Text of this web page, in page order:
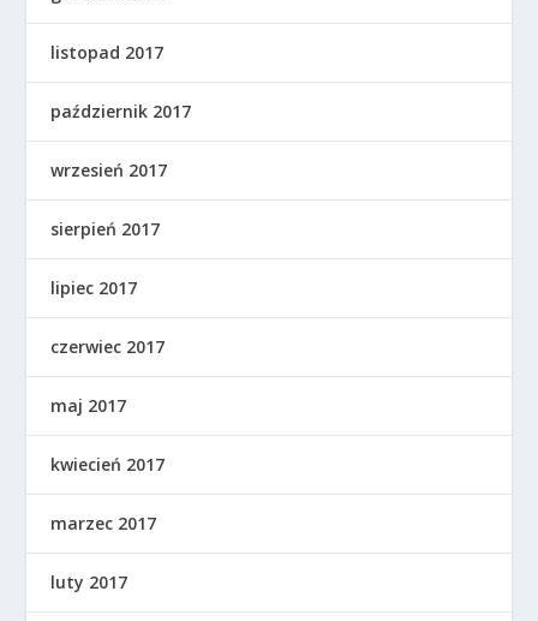
listopad 2017
październik 2017
wrzesień 2017
sierpień 2017
lipiec 2017
czerwiec 2017
maj 2017
kwiecień 2017
marzec 2017
luty 2017